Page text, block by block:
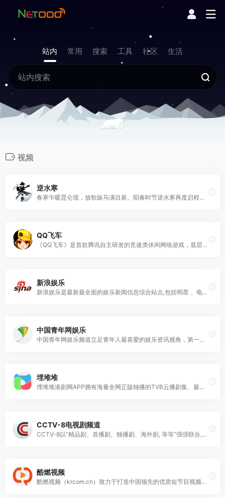
站内 常用 搜索 工具 社区 生活
视频
逆水寒
春寒乍暖昆仑现，放歌纵马满目新。阳春时节逆水寒再度启程，山海经【白泽】系列拓展外观自由定义、爆燃五百人超大规模限时攻城战、飞剑返场遍览江湖春色……邀你共赴一场盛大春日庆典！
QQ飞车
《QQ飞车》是首款腾讯自主研发的竞速类休闲网络游戏，底层架构基于世界领先的物理引擎PhysX，游戏手感全面超越市场同类产品，全力为用户打造逼真的驾驶体验；3D时尚人物造型、古朴潮流幻想的赛道主题、第三人称尾随视角，力求为用户营造身历其境的感觉。在2011年的5月，最高同时在线帐户数突破200万，乃中国网游史上第九款同时在线冲破百万大关的产品，并为全球游戏市场奉献了第一款同时在线破百万的竞速类网络游戏，同时，也使腾讯拥有了第一款同时在线破百万的自主研发产品。
新浪娱乐
新浪娱乐是最新最全面的娱乐新闻信息综合站点,包括明星 、电影、最新影讯/影评、电影院在线购票订座、电视剧、音乐、戏剧、演出等娱乐信息。
中国青年网娱乐
中国青年网娱乐频道立足青年人最喜爱的娱乐资讯视角，第一手娱乐新闻,辣评娱乐,爆料绯闻,影视资讯等。最热的娱乐动态随时看，袁弘张歆艺恋情进展、范冰冰李晨秘密领证、刘东强奶茶妹婚礼、刘翔葛天离婚、黄晓明Angelababy婚礼、奔跑吧兄弟、我们相爱吧、花样姐姐、为她而战、出发吧爱情尽在中青娱乐。
埋堆堆
埋堆堆港剧网APP拥有海量全网正版独播的TVB云播剧集、最新粤语直播频道及TVB粉丝汇聚的埋堆社区，粤语电视剧、电影在线观看视频，丰富的港剧排行榜、经典港剧推荐，为用户提供丰富的影视文娱内容，让用户粤享精彩娱乐时光
CCTV-8电视剧频道
CCTV-8以“精品剧、首播剧、独播剧、海外剧, 等等”强强联合,为频道吸引了最大规模的受众群,收视份额不断上涨。该页面呈现中央电视台电视剧频道的相关电视剧信息、视频及剧闻。
酷燃视频
酷燃视频（krcom.cn）致力于打造中国领先的优质短节目视频生产、传播、消费一体化平台。酷燃视频内容涵盖影视、娱乐、文化、动漫、旅行、美食、育儿等。随时打开酷燃视频，开启新视界。